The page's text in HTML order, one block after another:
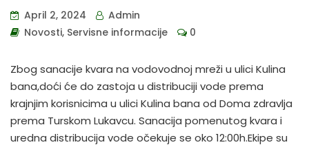
April 2, 2024
Admin
Novosti, Servisne informacije 0
Zbog sanacije kvara na vodovodnoj mreži u ulici Kulina
bana,doći će do zastoja u distribuciji vode prema
krajnjim korisnicima u ulici Kulina bana od Doma zdravlja
prema Turskom Lukavcu. Sanacija pomenutog kvara i
uredna distribucija vode očekuje se oko 12:00h.Ekipe su